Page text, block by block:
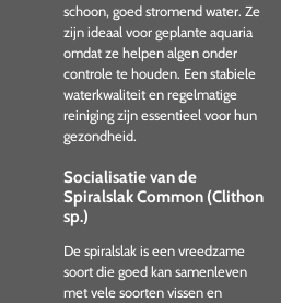
schoon, goed stromend water. Ze
zijn ideaal voor geplante aquaria
omdat ze helpen algen onder
controle te houden. Een stabiele
waterkwaliteit en regelmatige
reiniging zijn essentieel voor hun
gezondheid.
Socialisatie van de
Spiralslak Common (Clithon
sp.)
De spiralslak is een vreedzame
soort die goed kan samenleven
met vele soorten vissen en